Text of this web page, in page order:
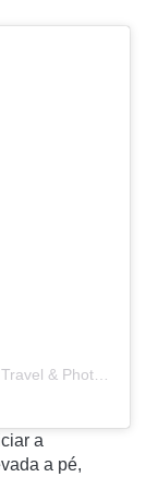
a
a pé,